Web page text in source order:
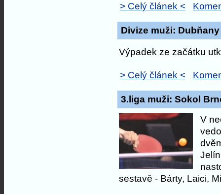
> Celý článek <
Divize muži:
Výpadek ze začátku
> Celý článek <
3.liga muži: Sokol
V
sestavě - Bárty, Laici,